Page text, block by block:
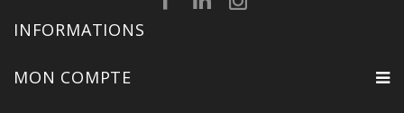
INFORMATIONS
MON COMPTE